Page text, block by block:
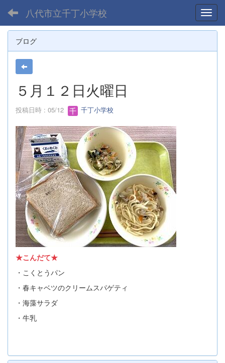
八代市立千丁小学校
ブログ
５月１２日火曜日
投稿日時 : 05/12 千丁小学校
★こんだて★
・こくとうパン
・春キャベツのクリームスパゲティ
・海藻サラダ
・牛乳